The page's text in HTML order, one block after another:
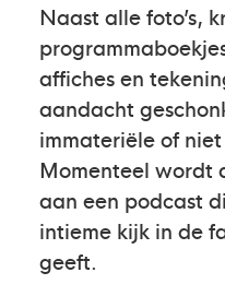
Naast alle foto’s,
affiches en
aandacht
immateriële of
Momenteel wordt
aan een podcast
intieme kijk in de
geeft.